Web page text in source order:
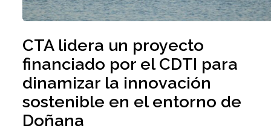
CTA lidera un proyecto
financiado por el CDTI para
dinamizar la innovación
sostenible en el entorno de
Doñana